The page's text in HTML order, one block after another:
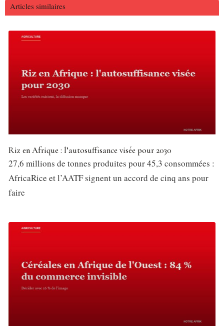
Articles similaires
Riz en Afrique : l’autosuffisance visée pour 2030
27,6 millions de tonnes produites pour 45,3 consommées :
AfricaRice et l’AATF signent un accord de cinq ans pour
faire